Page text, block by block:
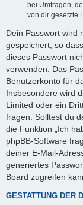
bei Umfragen,
von dir gesetzte
Dein Passwort wird
gespeichert, so
dieses Passwort
verwenden. Das
Benutzerkonto für
Insbesondere wird
Limited oder ein
fragen. Solltest du
die Funktion „Ich
phpBB-Software
deiner E-Mail-
generiertes
Board zugreifen
GESTATTUNG DER